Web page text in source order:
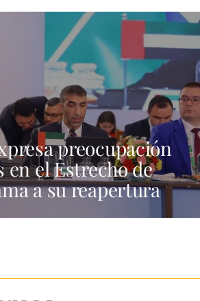
preocupación
en el Estrecho de
a su reapertura